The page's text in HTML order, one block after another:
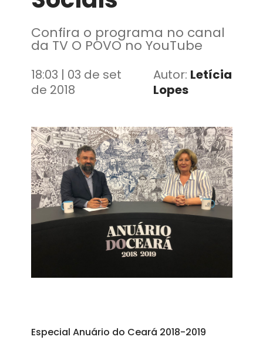
Confira o programa no canal
da TV O POVO no YouTube
18:03 | 03 de set
de 2018
Autor: Letícia
Lopes
Especial Anuário do Ceará 2018-2019